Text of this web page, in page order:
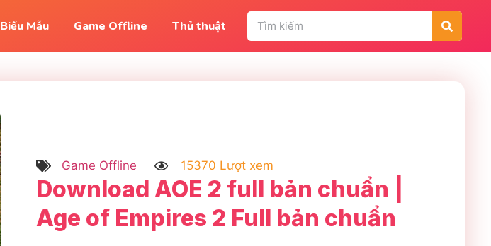
Biểu Mẫu Game Offline Thủ thuật
Game Offline 15370 Lượt xem
Download AOE 2 full bản chuẩn |
Age of Empires 2 Full bản chuẩn